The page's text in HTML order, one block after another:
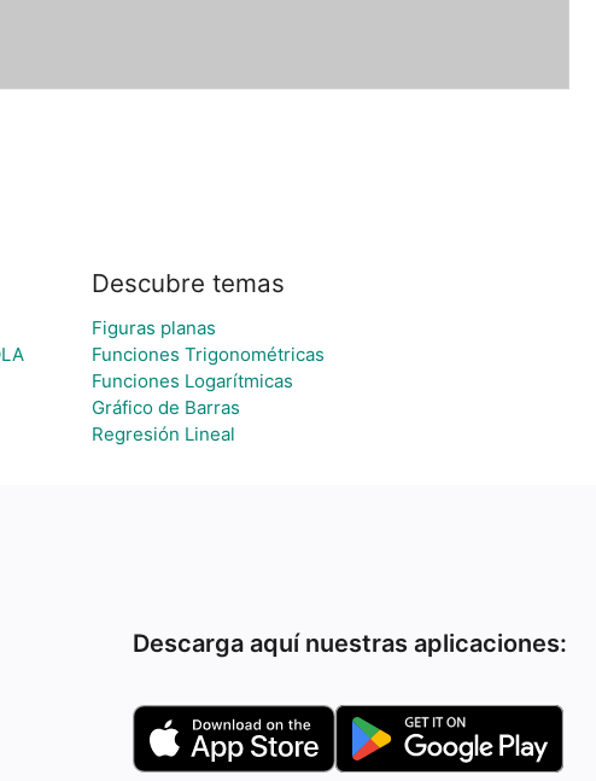
Descubre temas
Figuras planas
Funciones Trigonométricas
Funciones Logarítmicas
Gráfico de Barras
Regresión Lineal
Descarga aquí nuestras aplicaciones: